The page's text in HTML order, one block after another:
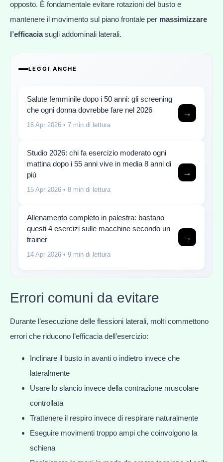
opposto. È fondamentale evitare rotazioni del busto e
mantenere il movimento sul piano frontale per massimizzare
l’efficaciasugli addominali laterali.
LEGGI ANCHE
Salute femminile dopo i 50 anni: gli screening
che ogni donna dovrebbe fare nel 2026
16 Apr 2026 • 7 min di lettura
→
Studio 2026: chi fa esercizio moderato ogni
mattina dopo i 55 anni vive in media 8 anni di
più
15 Apr 2026 • 8 min di lettura
→
Allenamento completo in palestra: bastano
questi 4 esercizi sulle macchine secondo un
trainer
14 Apr 2026 • 9 min di lettura
→
Errori comuni da evitare
Durante l’esecuzione delle flessioni laterali, molti commettono
errori che riducono l’efficacia dell’esercizio:
Inclinare il busto in avanti o indietro invece che
lateralmente
Usare lo slancio invece della contrazione muscolare
controllata
Trattenere il respiro invece di respirare naturalmente
Eseguire movimenti troppo ampi che coinvolgono la
schiena